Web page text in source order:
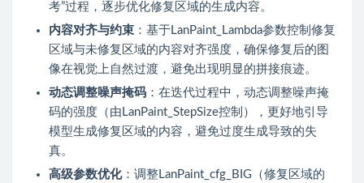
考”过程，逐步优化修复区域的生成内容。
内容对齐与约束 ：基于LanPaint_Lambda参数控制修复
区域与未修复区域的内容对齐强度，确保修复后的图
像在视觉上自然过渡，避免出现明显的拼接痕迹。
动态调整噪声掩码 ：在迭代过程中，动态调整噪声掩
码的强度（由LanPaint_StepSize控制），更好地引导
模型生成修复区域的内容，避免过度生成导致的失
真。
高级参数优化：调整LanPaint_cfg_BIG（修复区域的